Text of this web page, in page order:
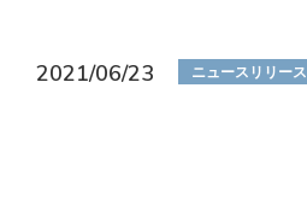
2021/06/23 ニュースリリース